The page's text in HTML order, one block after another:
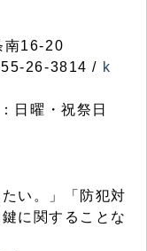
南16-20
26-3814 / k
日曜・祝祭日
い。」「防犯対
に関することな